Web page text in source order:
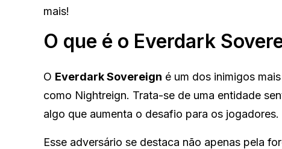
mais!
O que é o Everdark
O Everdark Sovereign é um dos inimigos
como Nightreign. Trata-se de uma entidade
algo que aumenta o desafio para os jogadores.
Esse adversário se destaca não apenas pela